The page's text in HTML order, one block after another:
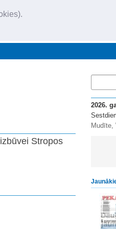
valstspilsētu, Augšdaugavas novadu
Stropos
2026.
Mudīte,